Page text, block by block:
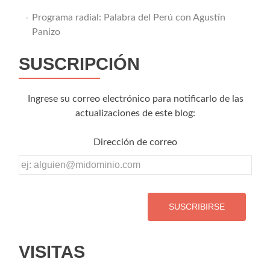
Programa radial: Palabra del Perú con Agustín
Panizo
SUSCRIPCIÓN
Ingrese su correo electrónico para notificarlo de las
actualizaciones de este blog:
Dirección de correo
Dirección
de
correo
VISITAS